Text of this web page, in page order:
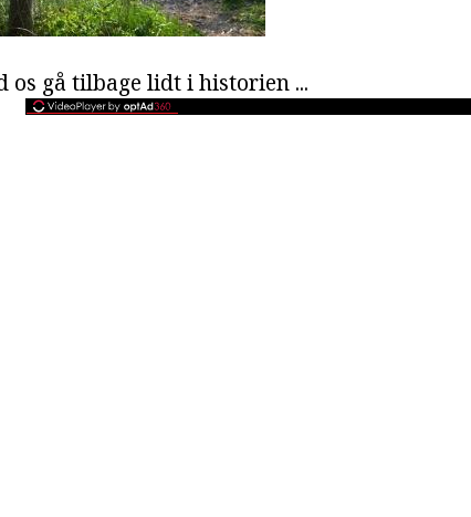
os gå tilbage lidt i historien ...